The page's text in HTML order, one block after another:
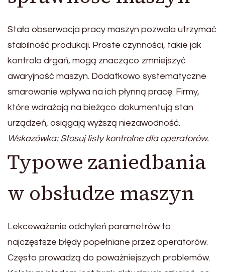
Stała obserwacja pracy maszyn pozwala utrzymać
stabilność produkcji. Proste czynności, takie jak
kontrola drgań, mogą znacząco zmniejszyć
awaryjność maszyn. Dodatkowo systematyczne
smarowanie wpływa na ich płynną pracę. Firmy,
które wdrażają na bieżąco dokumentują stan
urządzeń, osiągają wyższą niezawodność.
Wskazówka: Stosuj listy kontrolne dla operatorów.
Typowe zaniedbania
w obsłudze maszyn
Lekceważenie odchyleń parametrów to
najczęstsze błędy popełniane przez operatorów.
Często prowadzą do poważniejszych problemów.